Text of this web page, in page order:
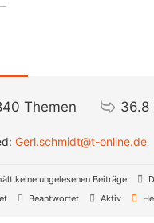
Themen 36.8
Gerl.schmidt@t-online.de
keine ungelesenen Beiträge
Beantwortet Aktiv